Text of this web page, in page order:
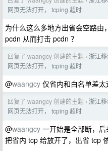
网页无法打开， tcping 超时
为什么这么多地方出省会空路
pcdn 从而打击 pcdn ？
回复了 waangcy 创建的主题 › 浙江
网页无法打开， tcping 超时
@waangcy 仅省内和白名单差太
回复了 waangcy 创建的主题 › 浙江
网页无法打开， tcping 超时
@waangcy 一开始是全部断，后
把省内 tcp 给放开了，出省 tcp